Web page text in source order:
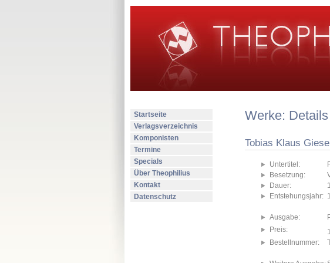
Startseite
Verlagsverzeichnis
Komponisten
Termine
Specials
Über Theophilius
Kontakt
Datenschutz
Werke: Details
Tobias Klaus
Untertitel:
Besetzung:
Dauer:
Entstehungsjahr:
Ausgabe:
Preis:
Bestellnummer: